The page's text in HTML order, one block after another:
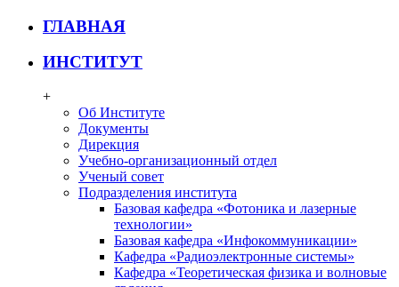
ГЛАВНАЯ
ИНСТИТУТ
+
Об Институте
Документы
Дирекция
Учебно-организационный отдел
Ученый совет
Подразделения института
Базовая кафедра «Фотоника и лазерные
технологии»
Базовая кафедра «Инфокоммуникации»
Кафедра «Радиоэлектронные системы»
Кафедра «Теоретическая физика и волновые